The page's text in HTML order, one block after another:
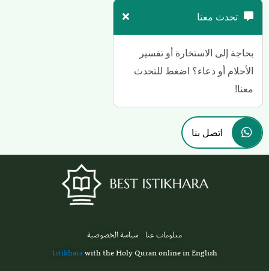
تحدث معنا
بحاجة إلى الاستخارة أو تفسير
الأحلام أو دعاء؟ اضغط للتحدث
معنا!
اتصل بنا
معلومات عنا سياسة الخصوصية
Istikharawith the Holy Quran online in English